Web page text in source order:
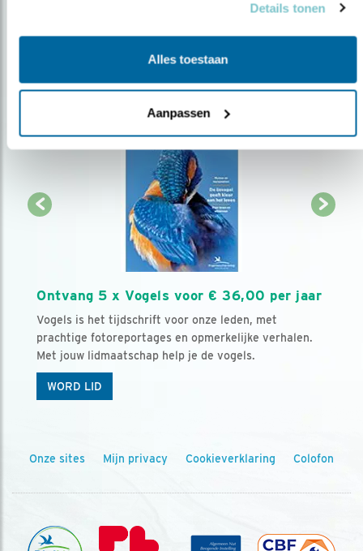
Details tonen
Alles toestaan
Aanpassen
Ontvang 5 x Vogels voor € 36,00 per jaar
Vogels is het tijdschrift voor onze leden, met
prachtige fotoreportages en opmerkelijke verhalen.
Met jouw lidmaatschap help je de vogels.
WORD LID
Onze sites Mijn privacy Cookieverklaring Colofon